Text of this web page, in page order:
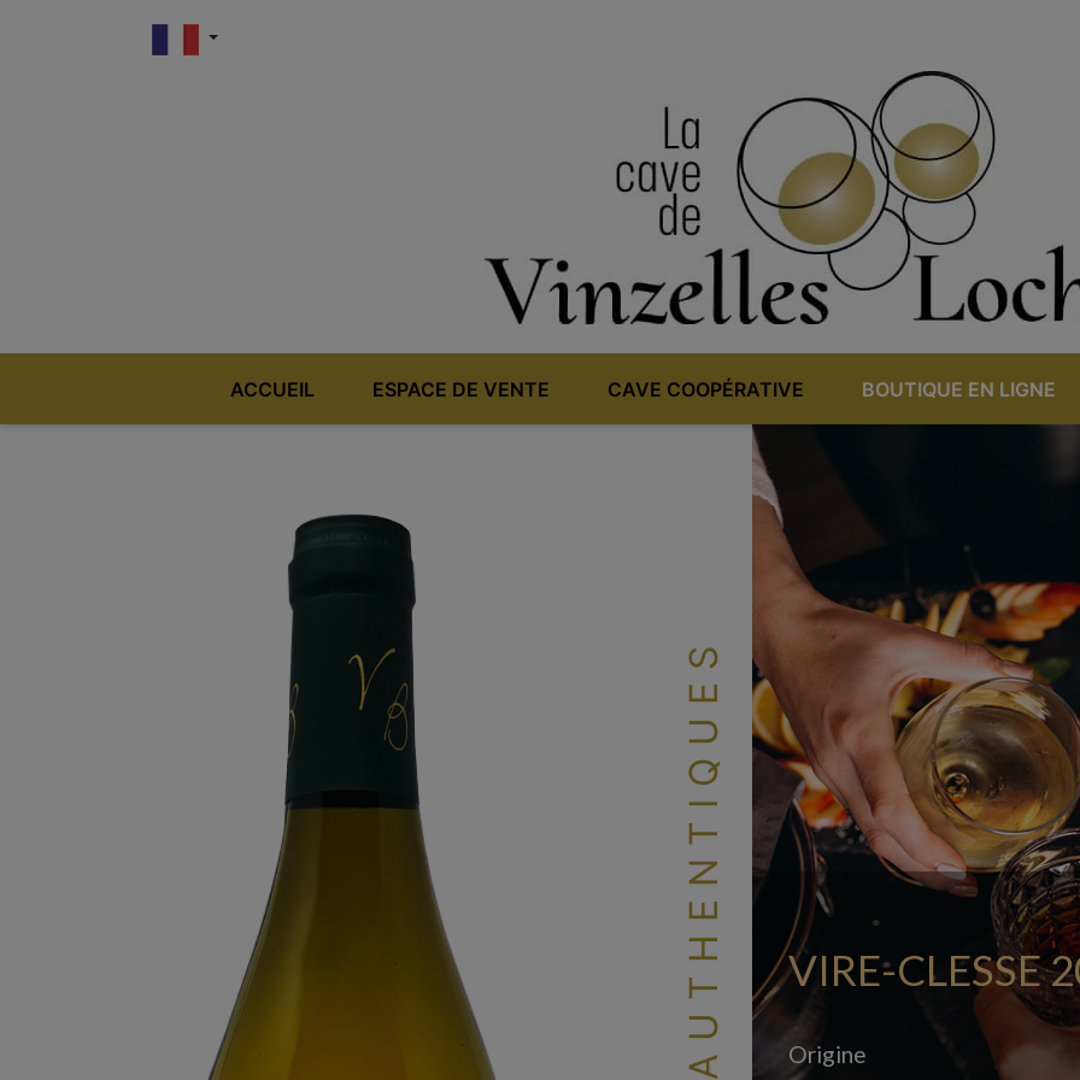
ACCUEIL ESPACE DE VENTE CAVE COOPÉRATIVE BOUTIQUE EN LIGNE
LES AUTHENTIQUES VIRE-CLESSE
Origine